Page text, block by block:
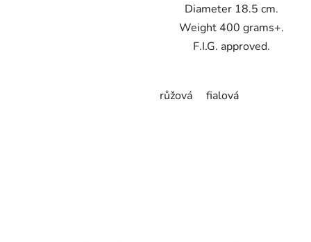
Diameter 18.5 cm.
Weight 400 grams+.
F.I.G. approved.
růžová fialová